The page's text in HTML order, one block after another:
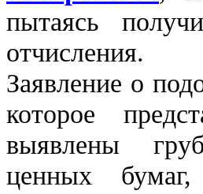
пытаясь
отчисления.
Заявление о
которое
выявлены
ценных